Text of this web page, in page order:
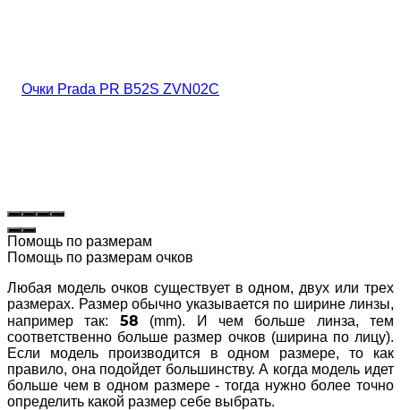
Помощь по размерам
Помощь по размерам очков
Любая модель очков существует в одном, двух или трех
размерах. Размер обычно указывается по ширине линзы,
например так: 58 (mm). И чем больше линза, тем
соответственно больше размер очков (ширина по лицу).
Если модель производится в одном размере, то как
правило, она подойдет большинству. А когда модель идет
больше чем в одном размере - тогда нужно более точно
определить какой размер себе выбрать.